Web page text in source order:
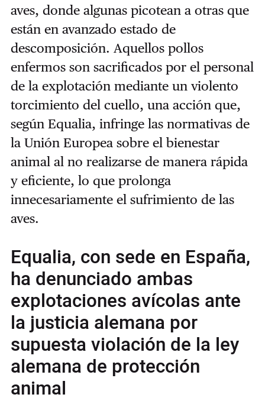
aves, donde algunas picotean a otras que
están en avanzado estado de
descomposición. Aquellos pollos
enfermos son sacrificados por el personal
de la explotación mediante un violento
torcimiento del cuello, una acción que,
según Equalia, infringe las normativas de
la Unión Europea sobre el bienestar
animal al no realizarse de manera rápida
y eficiente, lo que prolonga
innecesariamente el sufrimiento de las
aves.
Equalia, con sede en España,
ha denunciado ambas
explotaciones avícolas ante
la justicia alemana por
supuesta violación de la ley
alemana de protección
animal